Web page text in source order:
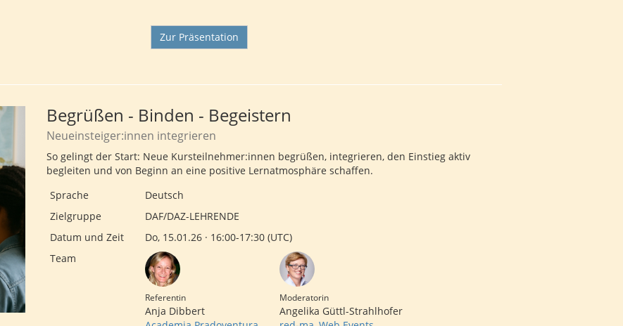
Zur Präsentation
Begrüßen - Binden - Begeistern
Neueinsteiger:innen integrieren
So gelingt der Start: Neue Kursteilnehmer:innen begrüßen, integrieren, den Einstieg aktiv
begleiten und von Beginn an eine positive Lernatmosphäre schaffen.
Sprache
Deutsch
Zielgruppe
DAF/DAZ-LEHRENDE
Datum und Zeit
Do, 15.01.26 · 16:00-17:30 (UTC)
Team
Referentin
Anja Dibbert
Moderatorin
Angelika Güttl-Strahlhofer